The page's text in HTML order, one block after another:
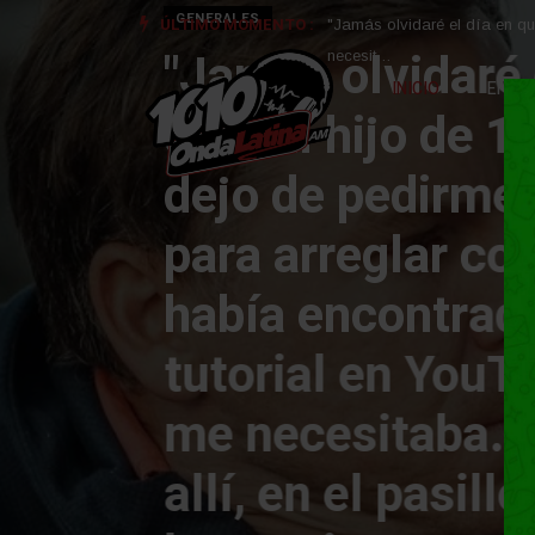
ÚLTIMO MOMENTO :
"Jamás olvidaré el día en
necesit…
INICIO
GENERALES
"Jamás
que mi hijo de 17
dejo de pedirme
para arreglar
había
tutorial en
me necesitaba.
allí, en el